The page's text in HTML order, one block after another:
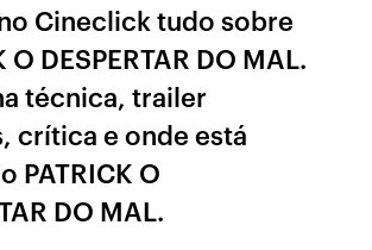
Cineclick tudo sobre
O DESPERTAR DO MAL.
técnica, trailer
crítica e onde está
PATRICK O
DO MAL.